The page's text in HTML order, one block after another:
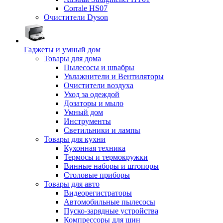
Corrale HS07
Очистители Dyson
Гаджеты и умный дом
Товары для дома
Пылесосы и швабры
Увлажнители и Вентиляторы
Очистители воздуха
Уход за одеждой
Дозаторы и мыло
Умный дом
Инструменты
Светильники и лампы
Товары для кухни
Кухонная техника
Термосы и термокружки
Винные наборы и штопоры
Столовые приборы
Товары для авто
Видеорегистраторы
Автомобильные пылесосы
Пуско-зарядные устройства
Компрессоры для шин